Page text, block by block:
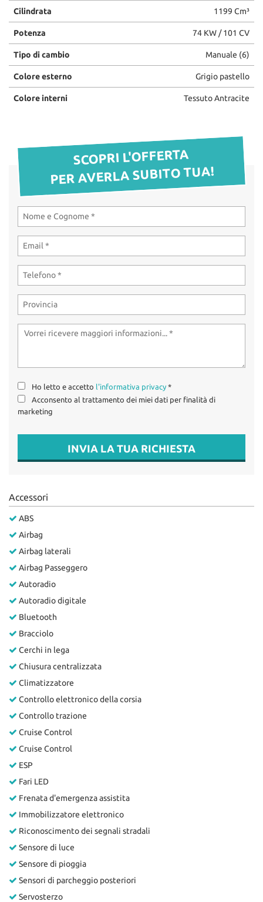
OFFICINA
CHI SIAMO
ACQUISTIAMO LA TUA
AUTO
HOME
OFFERTE SUZUKI
USATO / KM0 /
AZIENDALI
CONTATTI
Cilindrata 1199 Cm³
Potenza 74 KW / 101 CV
Tipo di cambio Manuale (6)
Colore esterno Grigio pastello
Colore interni Tessuto Antracite
SCOPRI L'OFFERTA
PER AVERLA SUBITO TUA!
Ho letto e accetto l'informativa privacy *
Acconsento al trattamento dei miei dati per finalità di
marketing
INVIA LA TUA RICHIESTA
Accessori
ABS
Airbag
Airbag laterali
Airbag Passeggero
Autoradio
Autoradio digitale
Bluetooth
Bracciolo
Cerchi in lega
Chiusura centralizzata
Climatizzatore
Controllo elettronico della corsia
Controllo trazione
Cruise Control
Cruise Control
ESP
Fari LED
Frenata d'emergenza assistita
Immobilizzatore elettronico
Riconoscimento dei segnali stradali
Sensore di luce
Sensore di pioggia
Sensori di parcheggio posteriori
Servosterzo
questi
strumenti
di
tracciamento
si
alla
cookie
modificare
le
tue
scelte
in
Cookie necessari
Cookie di marketing
cookie
policy
Salva
le
impostazioni